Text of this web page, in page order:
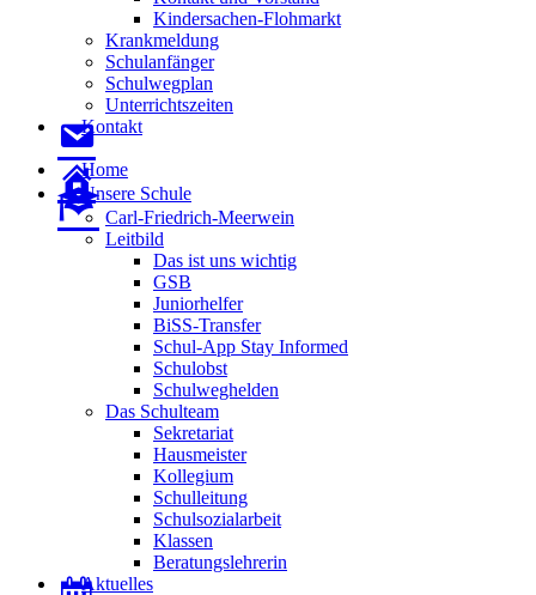
Kindersachen-Flohmarkt
Krankmeldung
Schulanfänger
Schulwegplan
Unterrichtszeiten
Kontakt
Home
Unsere Schule
Carl-Friedrich-Meerwein
Leitbild
Das ist uns wichtig
GSB
Juniorhelfer
BiSS-Transfer
Schul-App Stay Informed
Schulobst
Schulweghelden
Das Schulteam
Sekretariat
Hausmeister
Kollegium
Schulleitung
Schulsozialarbeit
Klassen
Beratungslehrerin
Aktuelles